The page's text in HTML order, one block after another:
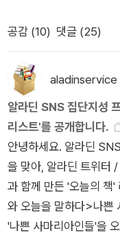
이 사랑에 대한 냉소를
하나뿐이라는 것? 이 어
연히 비극이 예정되어
중 하나를 선택하고 나
선택에 대한 체념을 강
택한 정도가 되어버린다
잘 안 될 때를 대비할 수
셋으로 나누어 가지게
산에 오를 때와 마찬가
도 좀 덜어왔으므로 몸
어지더라도 덜 다칠 게
선택이란 것이 그리 나
적당히 괜찮은 편인 것
아도 될 것 같구요. 현준
년에서 그곳에 입학하
지금부터는 나쁜 소식
전세자금대출을 받기로
띠를 더 바싹 졸라매야
먼 관계로 옮겨야할 것
하는데 태권도장은 워
거에요.또 현준이가 작
어요. 여전히 열은 없고
반도 안 올라와요. 그래
녔네요. 그리고는 결국
공감 (10) 댓글 (25)
aladinservice
알라딘 SNS 집단지성
리스트'를 공개합니다.
안녕하세요. 알라딘
을 맞아, 알라딘 트위터
과 함께 만든 '오늘의 책
와 오늘을 말하다>나쁜
'나쁜 사마리아인들'을